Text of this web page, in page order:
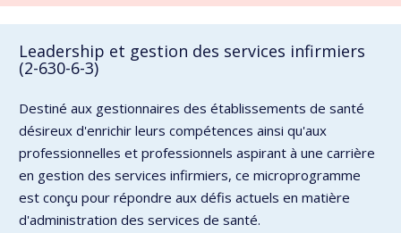
Leadership et gestion des services infirmiers
(2-630-6-3)
Destiné aux gestionnaires des établissements de santé
désireux d'enrichir leurs compétences ainsi qu'aux
professionnelles et professionnels aspirant à une carrière
en gestion des services infirmiers, ce microprogramme
est conçu pour répondre aux défis actuels en matière
d'administration des services de santé.